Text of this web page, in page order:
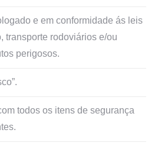
e em conformidade ás leis
transporte rodoviários e/ou
perigosos.
todos os itens de segurança